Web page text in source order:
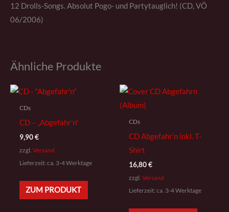
12 Drolls-Songs. Absolut Pogo- und Partytauglich! (CD, VÖ
06/2006)
Ähnliche Produkte
CDs
CD – „Abgefahr’n“
9,90€
zzgl. Versand
Lieferzeit: ca. 3-4 Werktage
ZUM PRODUKT
CDs
CD Abgefahr’n inkl. T-
Shirt
16,80€
zzgl. Versand
Lieferzeit: ca. 3-4 Werktage